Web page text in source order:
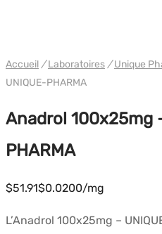
Accueil / Laboratoires / Unique
UNIQUE-PHARMA
Anadrol 100x25mg
PHARMA
$51.91$0.0200/mg
L’Anadrol 100x25mg –